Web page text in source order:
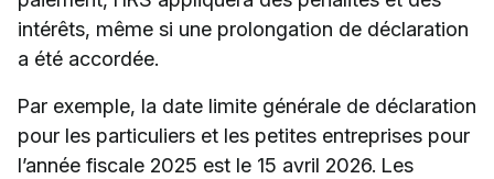
intérêts, même si une prolongation de déclaration
a été accordée.
Par exemple, la date limite générale de déclaration
pour les particuliers et les petites entreprises pour
l’année fiscale 2025 est le 15 avril 2026. Les